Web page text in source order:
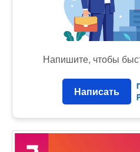
Напишите, чтобы
Написать